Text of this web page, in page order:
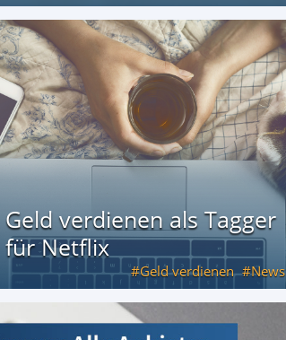
Geld verdienen als Tagger
für Netflix
Geld verdienen News